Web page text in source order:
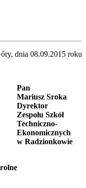
dnia 08.09.2015 roku
Pan
Mariusz Sroka
Dyrektor
Zespołu Szkół
Techniczno-
Ekonomicznych
w Radzionkowie